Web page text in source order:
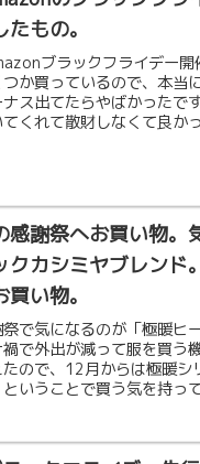
もの。
ブラックフライデー開
か買っているので、本当
ス出てたらやばかったで
くれて散財しなくて良か
感謝祭へお買い物。
クカシミヤブレンド
い物。
で気になるのが「極暖ヒ
禍で外出が減って服を買う
ので、12月からは極暖シ
いうことで買う気を持っ